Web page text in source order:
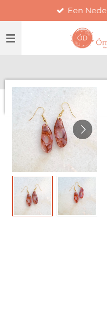
naar
Een